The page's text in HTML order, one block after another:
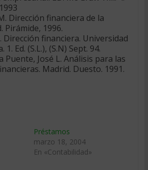
Dirección financiera de la
Pirámide, 1996.
Dirección financiera. Universidad
1. Ed. (S.L.), (S.N) Sept. 94.
Puente, José L. Análisis para las
Madrid. Duesto. 1991.
Préstamos
marzo 18, 2004
En «Contabilidad»